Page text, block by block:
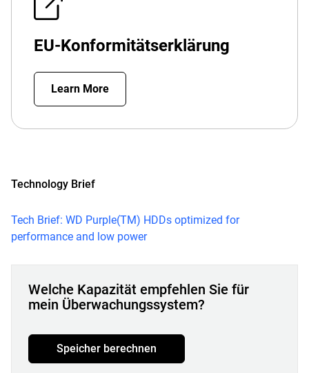
EU-Konformitätserklärung
Learn More
Technology Brief
Tech Brief: WD Purple(TM) HDDs optimized for
performance and low power
Welche Kapazität empfehlen Sie für
mein Überwachungssystem?
Speicher berechnen